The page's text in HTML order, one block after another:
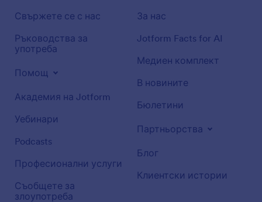
Свържете се с нас
Ръководства за
употреба
Помощ
Академия на Jotform
Уебинари
Podcasts
Професионални услуги
Съобщете за
злоупотреба
За нас
Jotform Facts for AI
Медиен комплект
В новините
Бюлетини
Партньорства
Блог
Клиентски истории